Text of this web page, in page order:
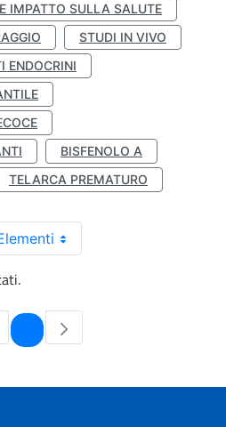
IMPATTO SULLA SALUTE
STUDI IN VIVO
ENDOCRINI
BISFENOLO A
TELARCA PREMATURO
Pagina